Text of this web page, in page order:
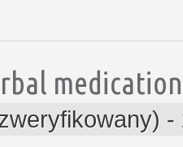
-